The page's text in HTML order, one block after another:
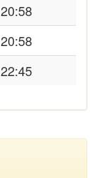
20:58
20:58
22:45